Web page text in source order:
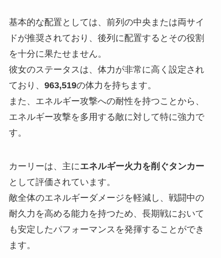
基本的な配置としては、前列の中央または両サイ
ドが推奨されており、後列に配置するとその役割
を十分に果たせません。
彼女のステータスは、体力が非常に高く設定され
ており、 963,519の体力を持ちます。
また、エネルギー攻撃への耐性を持つことから、
エネルギー攻撃を多用する敵に対して特に強力で
す。
カーリーは、主にエネルギー火力を削ぐタンカー
として評価されています。
敵全体のエネルギーダメージを軽減し、戦闘中の
耐久力を高める能力を持つため、長期戦において
も安定したパフォーマンスを発揮することができ
ます。